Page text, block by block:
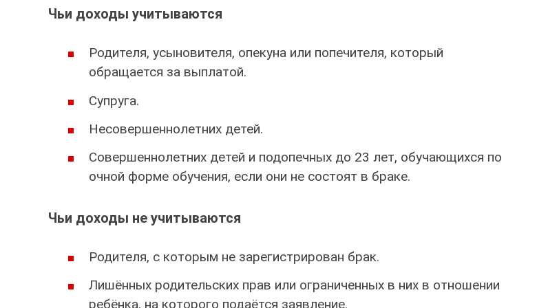
Чьи доходы учитываются
Родителя, усыновителя, опекуна или попечителя, который
обращается за выплатой.
Супруга.
Несовершеннолетних детей.
Совершеннолетних детей и подопечных до 23 лет, обучающихся по
очной форме обучения, если они не состоят в браке.
Чьи доходы не учитываются
Родителя, с которым не зарегистрирован брак.
Лишённых родительских прав или ограниченных в них в отношении
ребёнка, на которого подаётся заявление.